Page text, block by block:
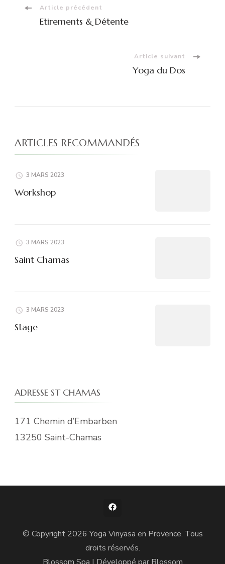
Navigation
Article précédent
Etirements & Détente
Article suivant
Yoga du Dos
ARTICLES RECOMMANDÉS
3 MARS 2023
Workshop
3 MARS 2023
Saint Chamas
3 MARS 2023
Stage
ADRESSE ST CHAMAS
171 Chemin d’Embarben
13250 Saint-Chamas
© Copyright 2026Yoga Vinyasa en Provence. Tous
droits réservés.
Blossom Spa | Développé par Blossom